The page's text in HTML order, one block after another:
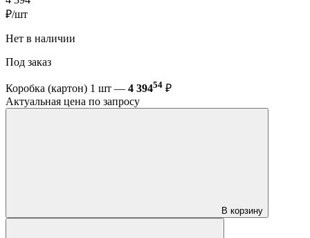
₽/шт
Нет в наличии
Под заказ
Коробка (картон) 1 шт — 4 39454 ₽
Актуальная цена по запросу
В корзину